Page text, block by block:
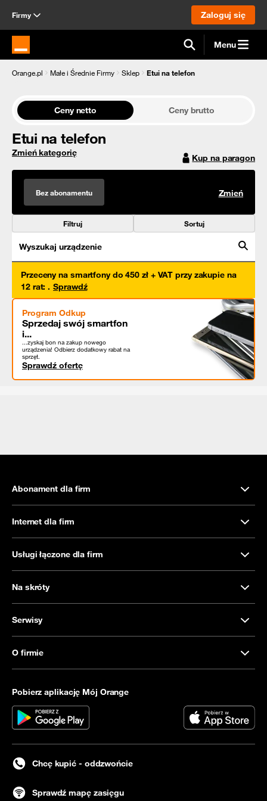
Firmy Zaloguj się
Strona główna Orange.pl Menu
Orange.pl Małe i Średnie Firmy Sklep Etui na telefon
Ceny netto Ceny brutto
Etui na telefon
Zmień kategorię Kup na paragon
Bez abonamentu Zmień
Filtruj Sortuj
Wyszukaj urządzenie
Przeceny na smartfony do 450 zł + VAT przy zakupie na
12 rat: . Sprawdź
Program Odkup
Sprzedaj swój smartfon
i...
...zyskaj bon na zakup nowego
urządzenia! Odbierz dodatkowy rabat na
sprzęt.
Sprawdź ofertę
Abonament dla firm
Internet dla firm
Usługi łączone dla firm
Na skróty
Serwisy
O firmie
Pobierz aplikację Mój Orange
Chcę kupić - oddzwońcie
Sprawdź mapę zasięgu